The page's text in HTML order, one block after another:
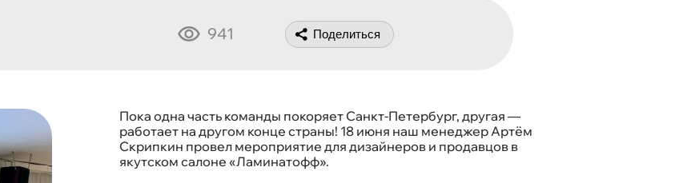
941 Поделиться
Пока одна часть команды покоряет Санкт-Петербург, другая —
работает на другом конце страны! 18 июня наш менеджер Артём
Скрипкин провел мероприятие для дизайнеров и продавцов в
якутском салоне «Ламинатофф».